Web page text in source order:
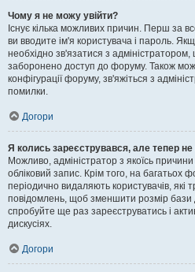
Чому я не можу увійти?
Існує кілька можливих причин. Перш за
ви вводите ім'я користувача і пароль.
необхідно зв'язатися з
заборонено доступ до форуму. Також
конфігурації форуму, зв'яжіться з
помилки.
Догори
Я колись зареєструвався, але тепер не
Можливо, адміністратор з якоїсь
обліковий запис. Крім того, на багатьох
періодично видаляють користувачів, які
повідомлень, щоб зменшити розмір
спробуйте ще раз зареєструватись і
дискусіях.
Догори